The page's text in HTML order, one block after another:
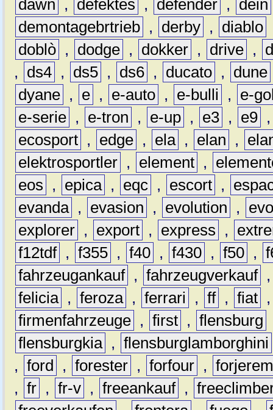
dawn , defektes , defender , dein
demontagebrtrieb , derby , diablo
doblò , dodge , dokker , drive ,
,
ds4 , ds5 , ds6 , ducato , dune
dyane , e , e-auto , e-bulli ,
e-
e-serie , e-tron , e-up , e3 , e9
ecosport , edge , ela , elan ,
elektrosportler , element ,
eos
, epica , eqc , escort ,
evanda , evasion , evolution ,
explorer , export , express ,
f12tdf , f355 , f40 , f430 , f50 ,
fahrzeugankauf , fahrzeugverkauf
felicia , feroza , ferrari , ff , fiat
firmenfahrzeuge , first , flensburg
flensburgkia , flensburglamborghini
, ford , forester , forfour ,
, fr , fr-v , freeankauf ,